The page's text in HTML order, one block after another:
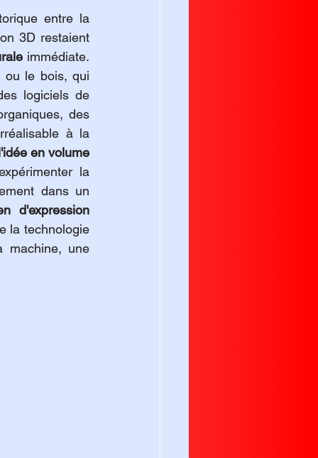
3D restaient
immédiate.
ou le bois, qui
logiciels de
des
à la
en volume
la
dans un
d'expression
la technologie
machine, une